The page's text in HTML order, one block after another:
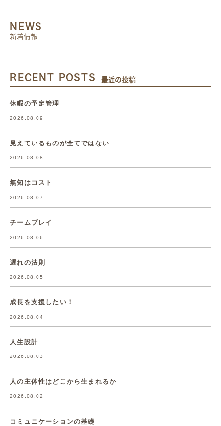
NEWS
新着情報
RECENT POSTS 最近の投稿
休暇の予定管理
2026.08.09
見えているものが全てではない
2026.08.08
無知はコスト
2026.08.07
チームプレイ
2026.08.06
遅れの法則
2026.08.05
成長を支援したい！
2026.08.04
人生設計
2026.08.03
人の主体性はどこから生まれるか
2026.08.02
コミュニケーションの基礎